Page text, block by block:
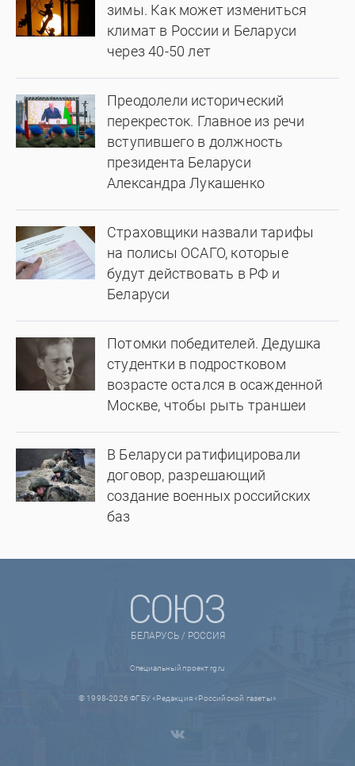
зимы. Как может измениться
климат в России и Беларуси
через 40-50 лет
Преодолели исторический
перекресток. Главное из речи
вступившего в должность
президента Беларуси
Александра Лукашенко
Страховщики назвали тарифы
на полисы ОСАГО, которые
будут действовать в РФ и
Беларуси
Потомки победителей. Дедушка
студентки в подростковом
возрасте остался в осажденной
Москве, чтобы рыть траншеи
В Беларуси ратифицировали
договор, разрешающий
создание военных российских
баз
БЕЛАРУСЬ / РОССИЯ
Специальный проект rg.ru
© 1998-2026 ФГБУ «Редакция «Российской газеты»